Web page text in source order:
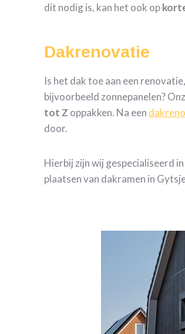
dit nodig is, kan het ook op
Dakrenovatie
Is het dak toe aan een
bijvoorbeeld zonnepanelen?
tot Z oppakken. Na een
door.
Hierbij zijn wij gespecialiseerd
plaatsen van dakramen in